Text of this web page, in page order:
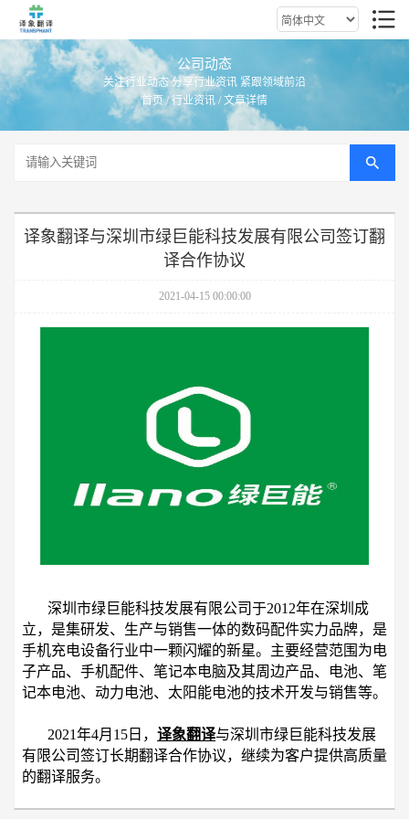
公司动态
关注行业动态 分享行业资讯 紧跟领域前沿
首页/行业资讯 / 文章详情
译象翻译与深圳市绿巨能科技发展有限公司签订翻
译合作协议
2021-04-15 00:00:00
深圳市绿巨能科技发展有限公司于2012年在深圳成
立，是集研发、生产与销售一体的数码配件实力品牌，是
手机充电设备行业中一颗闪耀的新星。 主要经营范围为电
子产品、手机配件、笔记本电脑及其周边产品、电池、笔
记本电池、动力电池、太阳能电池的技术开发与销售等。
2021年4月15日， 译象翻译与深圳市绿巨能科技发展
有限公司签订长期翻译合作协议，继续为客户提供高质量
的翻译服务。